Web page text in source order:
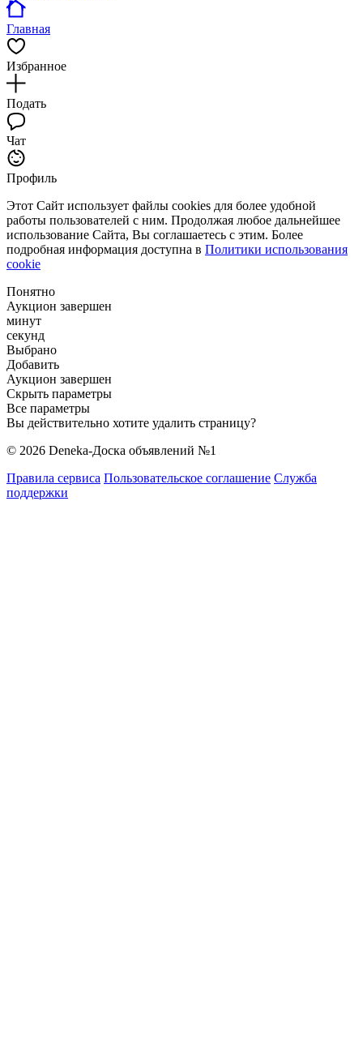
Главная
Избранное
Подать
Чат
Профиль
Этот Сайт использует файлы cookies для более удобной
работы пользователей с ним. Продолжая любое дальнейшее
использование Сайта, Вы соглашаетесь с этим. Более
подробная информация доступна в Политики использования
cookie
Понятно
Аукцион завершен
минут
секунд
Выбрано
Добавить
Аукцион завершен
Скрыть параметры
Все параметры
Вы действительно хотите удалить страницу?
© 2026 Deneka-Доска объявлений №1
Правила сервиса Пользовательское соглашение Служба
поддержки